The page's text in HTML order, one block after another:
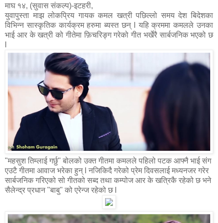
माघ १४, (सुवास संकल्प)-इटहरी,
युवापुस्ता माझ लोकप्रिय गायक कमल खत्री पछिल्लो समय देश बिदेशका
विभिन्न सास्कृतिक कार्यक्रम हरुमा ब्यस्त छन् l यहि क्रममा कमलले उनका
भाई आर के खत्री को गीतेमा फ़िचरिङ्ग गरेको गीत भर्खेरै सार्बजनिक भएको छ
"महसुश तिम्लाई गर्छु" बोलको उक्त गीतमा कमलले पहिलो पटक आफ्नै भाई संग
एउटै गीतमा आवाज भरेका हुन् l नजिकिदै गरेको प्रेम दिवसलाई मध्यनजर गरेर
सार्बजनिक गरिएको सो गीतको सब्द तथा कम्पोज आर के खत्रिकै रहेको छ भने
सैलेन्द्र प्रधान "बाबु" को एरेन्ज रहेको छ l